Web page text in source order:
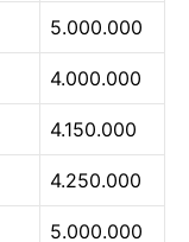
5.000.000
4.000.000
4.150.000
4.250.000
5.000.000